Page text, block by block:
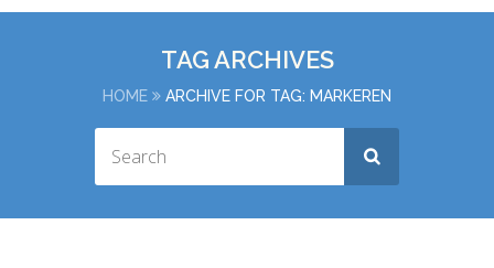
TAG ARCHIVES
HOME ARCHIVE FOR TAG: MARKEREN